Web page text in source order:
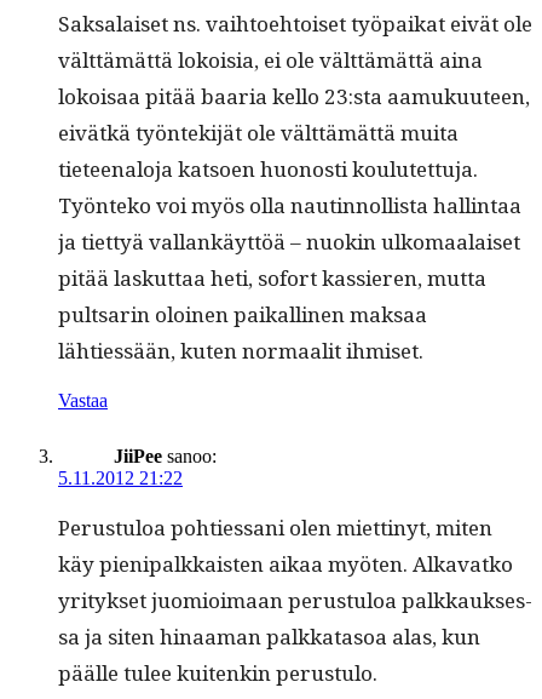
Sak­salaiset ns. vai­h­toe­htoiset työ­paikat eivät ole
vält­tämät­tä lokoisia, ei ole vält­tämät­tä aina
lokoisaa pitää baaria kel­lo 23:sta aamuku­u­teen,
eivätkä työn­tek­i­jät ole vält­tämät­tä mui­ta
tieteenalo­ja kat­soen huonos­ti koulutet­tu­ja.
Työn­teko voi myös olla nautin­nol­lista hallintaa
ja tiet­tyä val­lankäyt­töä – nuokin ulko­maalaiset
pitää laskut­taa heti, sofort kassieren, mut­ta
pult­sarin oloinen paikalli­nen mak­saa
lähtiessään, kuten nor­maalit ihmiset.
Vastaa
JiiPee sanoo:
5.11.2012 21:22
Perus­tu­loa pohties­sani olen miet­tinyt, miten
käy pieni­palkkaisten aikaa myöten. Alka­vatko
yri­tyk­set juomioimaan perus­tu­loa palkkauk­ses­
sa ja siten hinaa­man palkkata­soa alas, kun
päälle tulee kuitenkin perustulo.